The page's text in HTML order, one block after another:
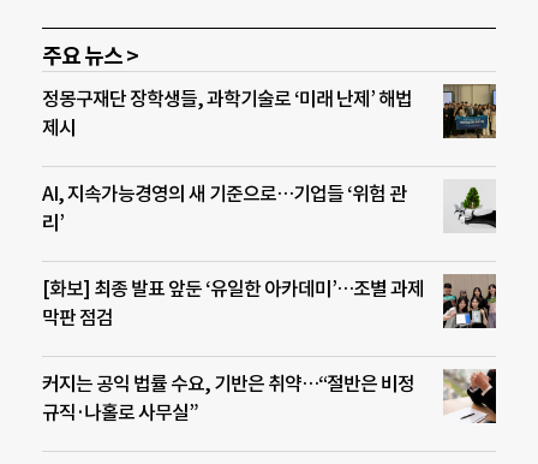
주요 뉴스 >
정몽구재단 장학생들, 과학기술로 ‘미래 난제’ 해법
제시
AI, 지속가능경영의 새 기준으로…기업들 ‘위험 관
리’
[화보] 최종 발표 앞둔 ‘유일한 아카데미’…조별 과제
막판 점검
커지는 공익 법률 수요, 기반은 취약…“절반은 비정
규직·나홀로 사무실”